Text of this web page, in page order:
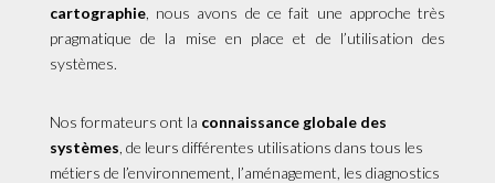
cartographie, nous avons de ce fait une approche très
pragmatique de la mise en place et de l’utilisation des
systèmes.
Nos formateurs ont la connaissance globale des
systèmes , de leurs différentes utilisations dans tous les
métiers de l’environnement, l’aménagement, les diagnostics